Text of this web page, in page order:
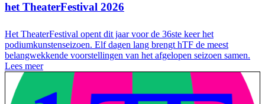
het TheaterFestival 2026
Het TheaterFestival opent dit jaar voor de 36ste keer het
podiumkunstenseizoen. Elf dagen lang brengt hTF de meest
belangwekkende voorstellingen van het afgelopen seizoen samen.
Lees meer